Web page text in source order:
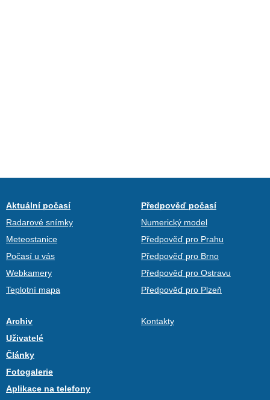
Aktuální počasí
Radarové snímky
Meteostanice
Počasí u vás
Webkamery
Teplotní mapa
Předpověď počasí
Numerický model
Předpověď pro Prahu
Předpověď pro Brno
Předpověď pro Ostravu
Předpověď pro Plzeň
Archiv
Uživatelé
Články
Fotogalerie
Aplikace na telefony
Kontakty